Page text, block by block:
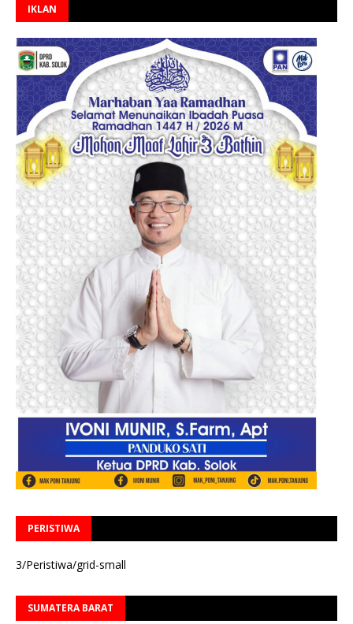
IKLAN
PERISTIWA
3/Peristiwa/grid-small
SUMATERA BARAT